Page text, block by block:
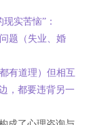
实苦恼”：
题（失业、婚
有道理）但相互
，都要违背另一